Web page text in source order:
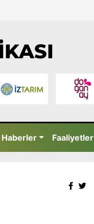
Haberler Faaliyetler